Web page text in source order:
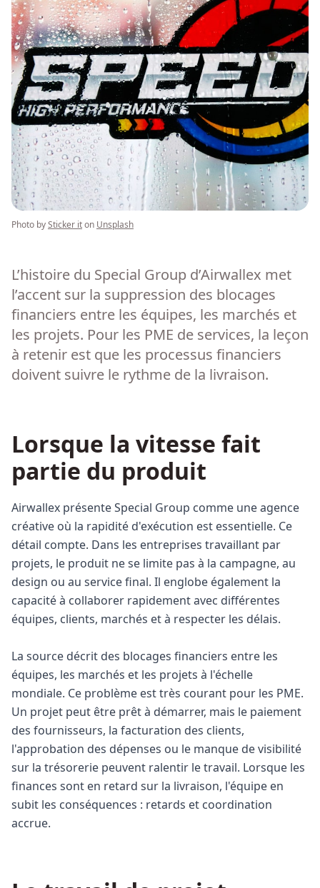
Photo bySticker iton Unsplash
L’histoire du Special Group d’Airwallex met
l’accent sur la suppression des blocages
financiers entre les équipes, les marchés et
les projets. Pour les PME de services, la leçon
à retenir est que les processus financiers
doivent suivre le rythme de la livraison.
Lorsque la vitesse fait
partie du produit
Airwallex présente Special Group comme une agence
créative où la rapidité d'exécution est essentielle. Ce
détail compte. Dans les entreprises travaillant par
projets, le produit ne se limite pas à la campagne, au
design ou au service final. Il englobe également la
capacité à collaborer rapidement avec différentes
équipes, clients, marchés et à respecter les délais.
La source décrit des blocages financiers entre les
équipes, les marchés et les projets à l'échelle
mondiale. Ce problème est très courant pour les PME.
Un projet peut être prêt à démarrer, mais le paiement
des fournisseurs, la facturation des clients,
l'approbation des dépenses ou le manque de visibilité
sur la trésorerie peuvent ralentir le travail. Lorsque les
finances sont en retard sur la livraison, l'équipe en
subit les conséquences : retards et coordination
accrue.